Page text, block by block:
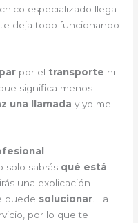
especializado llega
deja todo funcionando
por el transporte ni
significa menos
una llamada y yo me
solo sabrás qué está
una explicación
puede solucionar . La
por lo que te